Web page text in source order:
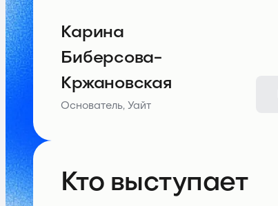
Карина
Биберсова-
Кржановская
Основатель, Уайт
Кто выступает